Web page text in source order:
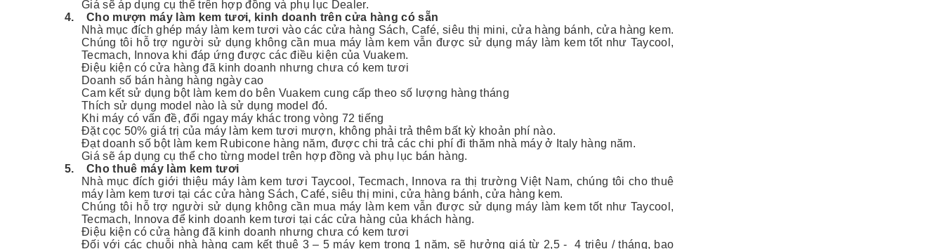
Giá sẽ áp dụng cụ thể trên hợp đồng và phụ lục Dealer.
4.
Cho mượn máy làm kem tươi, kinh doanh trên cửa hàng có sẵn
Nhà mục đích ghép máy làm kem tươi vào các cửa hàng Sách, Café, siêu thị mini, cửa hàng bánh, cửa hàng kem.
Chúng tôi hỗ trợ người sử dụng không cần mua máy làm kem vẫn được sử dụng máy làm kem tốt như Taycool,
Tecmach, Innova khi đáp ứng được các điều kiện của Vuakem.
Điệu kiện có cửa hàng đã kinh doanh nhưng chưa có kem tươi
Doanh số bán hàng hàng ngày cao
Cam kết sử dụng bột làm kem do bên Vuakem cung cấp theo số lượng hàng tháng
Thích sử dụng model nào là sử dụng model đó.
Khi máy có vấn đề, đổi ngay máy khác trong vòng 72 tiếng
Đặt cọc 50% giá trị của máy làm kem tươi mượn, không phải trả thêm bất kỳ khoản phí nào.
Đạt doanh số bột làm kem Rubicone hàng năm, được chi trả các chi phí đi thăm nhà máy ở Italy hàng năm.
Giá sẽ áp dụng cụ thể cho từng model trên hợp đồng và phụ lục bán hàng.
5.
Cho thuê máy làm kem tươi
Nhà mục đích giới thiệu máy làm kem tươi Taycool, Tecmach, Innova ra thị trường Việt Nam, chúng tôi cho thuê
máy làm kem tươi tại các cửa hàng Sách, Café, siêu thị mini, cửa hàng bánh, cửa hàng kem.
Chúng tôi hỗ trợ người sử dụng không cần mua máy làm kem vẫn được sử dụng máy làm kem tốt như Taycool,
Tecmach, Innova để kinh doanh kem tươi tại các cửa hàng của khách hàng.
Điệu kiện có cửa hàng đã kinh doanh nhưng chưa có kem tươi
Đối với các chuỗi nhà hàng cam kết thuê 3 – 5 máy kem trong 1 năm, sẽ hưởng giá từ 2,5 - 4 triệu / tháng, bao